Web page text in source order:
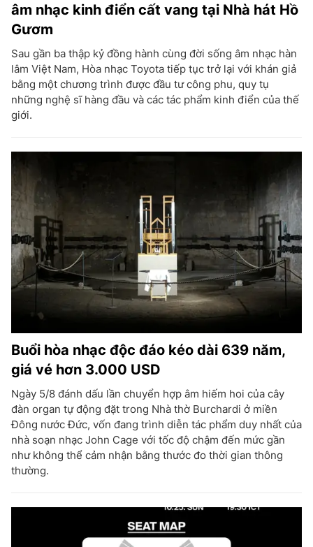
âm nhạc kinh điển cất vang tại Nhà hát Hồ
Gươm
Sau gần ba thập kỷ đồng hành cùng đời sống âm nhạc hàn
lâm Việt Nam, Hòa nhạc Toyota tiếp tục trở lại với khán giả
bằng một chương trình được đầu tư công phu, quy tụ
những nghệ sĩ hàng đầu và các tác phẩm kinh điển của thế
giới.
Buổi hòa nhạc độc đáo kéo dài 639 năm,
giá vé hơn 3.000 USD
Ngày 5/8 đánh dấu lần chuyển hợp âm hiếm hoi của cây
đàn organ tự động đặt trong Nhà thờ Burchardi ở miền
Đông nước Đức, vốn đang trình diễn tác phẩm duy nhất của
nhà soạn nhạc John Cage với tốc độ chậm đến mức gần
như không thể cảm nhận bằng thước đo thời gian thông
thường.